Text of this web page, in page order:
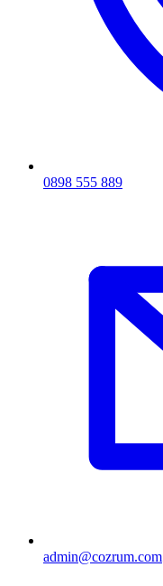
0898 555 889
admin@cozrum.com